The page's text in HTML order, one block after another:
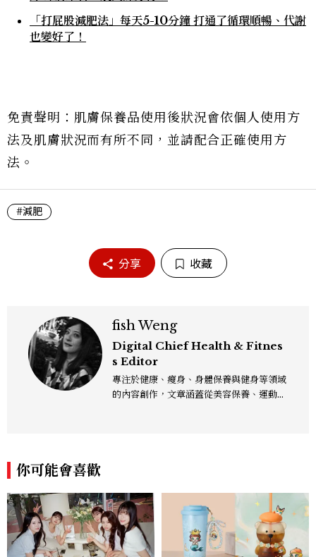
「打屁股減肥法」每天5-10分鐘 打通了循環順暢、代謝
也變好了！
免責聲明：肌膚保養品使用後狀況會依個人使用方
法及肌膚狀況而有所不同，並請配合正確使用方
法。
#減肥
分享 收藏
fish Weng
Digital Chief Health & Fitnes
s Editor
專注於健康、瘦身、身體保養與健身等領域
的內容創作，文章涵蓋從美容保養、運動健
你可能會喜歡